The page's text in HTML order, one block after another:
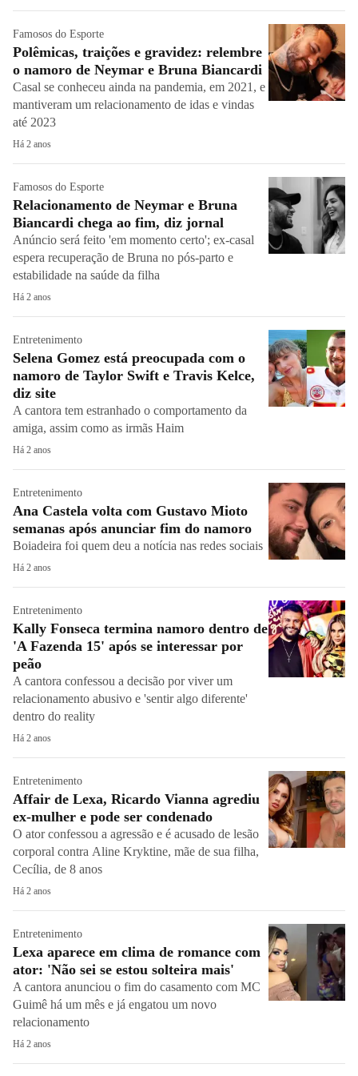
Famosos do Esporte
Polêmicas, traições e gravidez: relembre
o namoro de Neymar e Bruna Biancardi
Casal se conheceu ainda na pandemia, em 2021, e
mantiveram um relacionamento de idas e vindas
até 2023
Há 2 anos
Famosos do Esporte
Relacionamento de Neymar e Bruna
Biancardi chega ao fim, diz jornal
Anúncio será feito 'em momento certo'; ex-casal
espera recuperação de Bruna no pós-parto e
estabilidade na saúde da filha
Há 2 anos
Entretenimento
Selena Gomez está preocupada com o
namoro de Taylor Swift e Travis Kelce,
diz site
A cantora tem estranhado o comportamento da
amiga, assim como as irmãs Haim
Há 2 anos
Entretenimento
Ana Castela volta com Gustavo Mioto
semanas após anunciar fim do namoro
Boiadeira foi quem deu a notícia nas redes sociais
Há 2 anos
Entretenimento
Kally Fonseca termina namoro dentro de
'A Fazenda 15' após se interessar por
peão
A cantora confessou a decisão por viver um
relacionamento abusivo e 'sentir algo diferente'
dentro do reality
Há 2 anos
Entretenimento
Affair de Lexa, Ricardo Vianna agrediu
ex-mulher e pode ser condenado
O ator confessou a agressão e é acusado de lesão
corporal contra Aline Kryktine, mãe de sua filha,
Cecília, de 8 anos
Há 2 anos
Entretenimento
Lexa aparece em clima de romance com
ator: 'Não sei se estou solteira mais'
A cantora anunciou o fim do casamento com MC
Guimê há um mês e já engatou um novo
relacionamento
Há 2 anos